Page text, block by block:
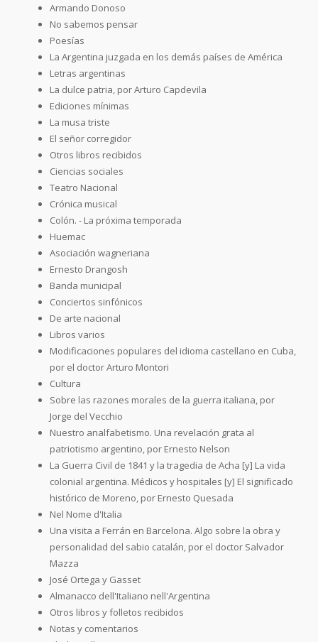
Armando Donoso
No sabemos pensar
Poesías
La Argentina juzgada en los demás países de América
Letras argentinas
La dulce patria, por Arturo Capdevila
Ediciones mínimas
La musa triste
El señor corregidor
Otros libros recibidos
Ciencias sociales
Teatro Nacional
Crónica musical
Colón. - La próxima temporada
Huemac
Asociación wagneriana
Ernesto Drangosh
Banda municipal
Conciertos sinfónicos
De arte nacional
Libros varios
Modificaciones populares del idioma castellano en Cuba,
por el doctor Arturo Montori
Cultura
Sobre las razones morales de la guerra italiana, por
Jorge del Vecchio
Nuestro analfabetismo. Una revelación grata al
patriotismo argentino, por Ernesto Nelson
La Guerra Civil de 1841 y la tragedia de Acha [y] La vida
colonial argentina. Médicos y hospitales [y] El significado
histórico de Moreno, por Ernesto Quesada
Nel Nome d'Italia
Una visita a Ferrán en Barcelona. Algo sobre la obra y
personalidad del sabio catalán, por el doctor Salvador
Mazza
José Ortega y Gasset
Almanacco dell'Italiano nell'Argentina
Otros libros y folletos recibidos
Notas y comentarios